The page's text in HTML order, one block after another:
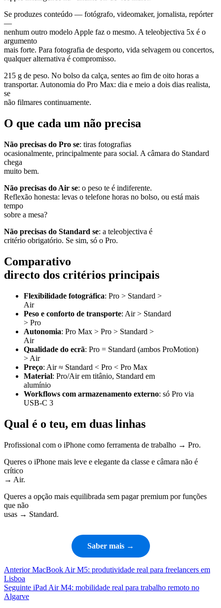
Se produzes conteúdo — fotógrafo, videomaker, jornalista, repórter
—
nenhum outro modelo Apple faz o mesmo. A teleobjectiva 5x é o
argumento
mais forte. Para fotografia de desporto, vida selvagem ou concertos,
qualquer alternativa é compromisso.
215 g de peso. No bolso da calça, sentes ao fim de oito horas a
transportar. Autonomia do Pro Max: dia e meio a dois dias realista,
se
não filmares continuamente.
O que cada um não precisa
Não precisas do Pro se: tiras fotografias
ocasionalmente, principalmente para social. A câmara do Standard
chega
muito bem.
Não precisas do Air se: o peso te é indiferente.
Reflexão honesta: levas o telefone horas no bolso, ou está mais
tempo
sobre a mesa?
Não precisas do Standard se: a teleobjectiva é
critério obrigatório. Se sim, só o Pro.
Comparativo
directo dos critérios principais
Flexibilidade fotográfica: Pro > Standard >
Air
Peso e conforto de transporte: Air > Standard
> Pro
Autonomia: Pro Max > Pro > Standard >
Air
Qualidade do ecrã: Pro = Standard (ambos ProMotion)
> Air
Preço: Air ≈ Standard < Pro < Pro Max
Material: Pro/Air em titânio, Standard em
alumínio
Workflows com armazenamento externo: só Pro via
USB-C 3
Qual é o teu, em duas linhas
Profissional com o iPhone como ferramenta de trabalho → Pro.
Queres o iPhone mais leve e elegante da classe e câmara não é
crítico
→ Air.
Queres a opção mais equilibrada sem pagar premium por funções
que não
usas → Standard.
Saber mais →
Navegação
de
artigos
Artigo
anterior
Anterior MacBook Air M5: produtividade real para freelancers em
Lisboa
Artigo
seguinte
Seguinte iPad Air M4: mobilidade real para trabalho remoto no
Algarve